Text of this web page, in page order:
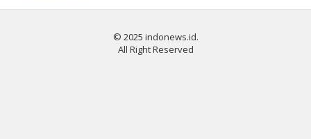
© 2025 indonews.id.
All Right Reserved